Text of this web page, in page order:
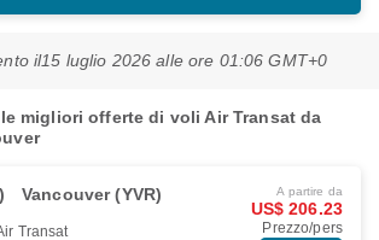
il15 luglio 2026 alle ore 01:06 GMT+0
migliori offerte di voli Air Transat da
Vancouver (YVR)
Transat
A partire da
US$ 206.23
Prezzo/pers